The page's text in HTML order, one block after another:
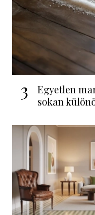
3
Egyetlen
sokan